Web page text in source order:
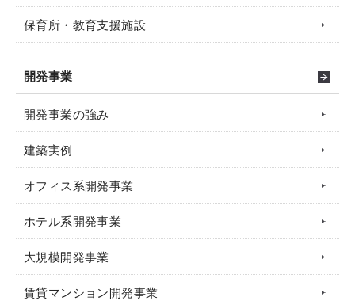
保育所・教育支援施設
開発事業
開発事業の強み
建築実例
オフィス系開発事業
ホテル系開発事業
大規模開発事業
賃貸マンション開発事業